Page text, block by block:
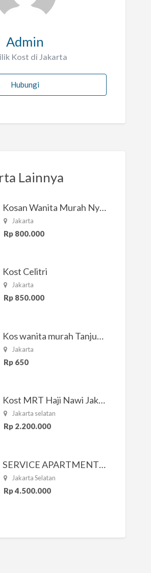
Admin
Kost di Jakarta
Hubungi
Lainnya
Kosan Wanita Murah Nyaman di Jakarta Selatan
Jakarta
Rp 800.000
Kost Celitri
Jakarta
Rp 850.000
Kos wanita murah Tanjung Duren Jakarta Barat
Jakarta
Rp 650
Kost MRT Haji Nawi Jakarta Selatan
Jakarta selatan
Rp 2.200.000
SERVICE APARTMENT SOUTH RESIDENCE
Jakarta Selatan
Rp 4.500.000